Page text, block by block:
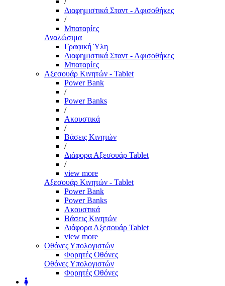
Διαφημιστικά Σταντ - Αφισοθήκες
/
Μπαταρίες
Αναλώσιμα
Γραφική Ύλη
Διαφημιστικά Σταντ - Αφισοθήκες
Μπαταρίες
Αξεσουάρ Κινητών - Tablet
Power Bank
/
Power Banks
/
Ακουστικά
/
Βάσεις Κινητών
/
Διάφορα Αξεσουάρ Tablet
/
view more
Αξεσουάρ Κινητών - Tablet
Power Bank
Power Banks
Ακουστικά
Βάσεις Κινητών
Διάφορα Αξεσουάρ Tablet
view more
Οθόνες Υπολογιστών
Φορητές Οθόνες
Οθόνες Υπολογιστών
Φορητές Οθόνες